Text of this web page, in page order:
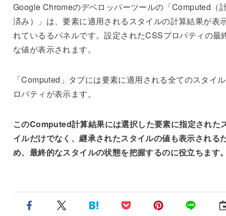
Google Chromeのデベロッパーツールの「Computed（
済み）」は、要素に適用されるスタイルの計算結果が表
れているるパネルです。設定されたCSSプロパティの最
な値が表示されます。
「Computed」タブには要素に適用される全てのスタイ
ロパティが表示ます。
このComputed計算結果には選択した要素に指定された
イルだけでなく、継承されたスタイルの値も表示される
め、 最終的なスタイルの状態を把握するのに役立ちます